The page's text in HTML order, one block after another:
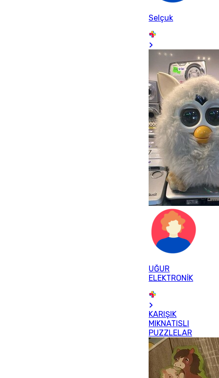
Selçuk
UĞUR
ELEKTRONİK
KARIŞIK
MIKNATISLI
PUZZLELAR